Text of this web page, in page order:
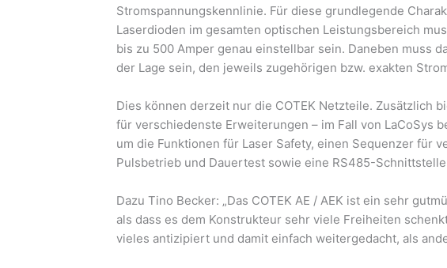
Stromspannungskennlinie. Für diese grundlegende
Laserdioden im gesamten optischen Leistungsbereich
bis zu 500 Amper genau einstellbar sein. Daneben muss
der Lage sein, den jeweils zugehörigen bzw. exakten
Dies können derzeit nur die COTEK Netzteile. Zusätzlich
für verschiedenste Erweiterungen – im Fall von LaCoSys
um die Funktionen für Laser Safety, einen Sequenzer für
Pulsbetrieb und Dauertest sowie eine RS485-
Dazu Tino Becker: „Das COTEK AE / AEK ist ein sehr
als dass es dem Konstrukteur sehr viele Freiheiten
vieles antizipiert und damit einfach weitergedacht, als